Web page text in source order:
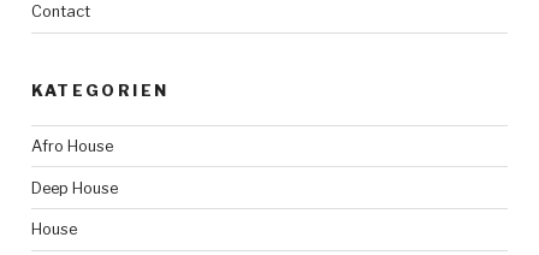
Contact
KATEGORIEN
Afro House
Deep House
House